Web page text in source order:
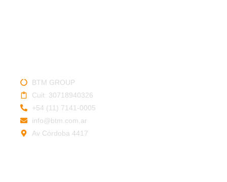
BTM GROUP
Cuit: 30718940326
+54 (11) 7141-0005
info@btm.com.ar
Av Córdoba 4417